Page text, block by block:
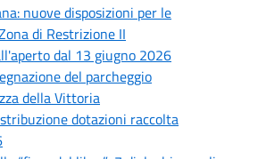
nuove disposizioni per le
di Restrizione II
dal 13 giugno 2026
del parcheggio
della Vittoria
dotazioni raccolta